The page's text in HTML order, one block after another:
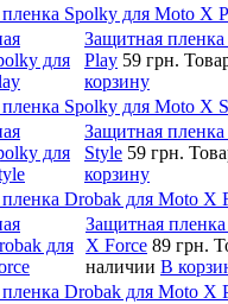
Spolky для Moto X
Защитная
Play 59 грн.
корзину
Spolky для Moto X
Защитная
Style 59 грн.
корзину
Drobak для Moto X
Защитная
X Force 89 грн.
наличии В
Drobak для Moto X